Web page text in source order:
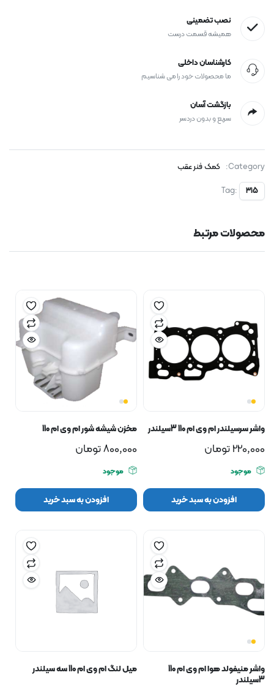
نصب تضمینی
همیشه قسمت درست
کارشناسان داخلی
ما محصولات خود را می شناسیم
بازگشت آسان
سریع و بدون دردسر
Category:
کمک فنر عقب
Tag:
315
محصولات مرتبط
واشر سرسیلندر ام وی ام 110 3سیلندر
220,000تومان
موجود
افزودن به سبد خرید
مخزن شیشه شور ام وی ام 110
800,000تومان
موجود
افزودن به سبد خرید
واشر منیفولد هوا ام وی ام 110
3سیلندر
میل لنگ ام وی ام 110 سه سیلندر